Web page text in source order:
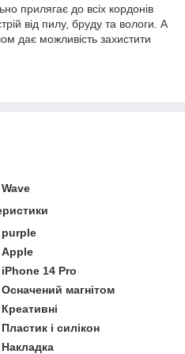
прилягає до всіх кордонів
від пилу, бруду та вологи. А
дає можливість захистити
Wave
purple
Apple
iPhone 14 Pro
Осначений магнітом
Креативні
Пластик і силікон
Накладка